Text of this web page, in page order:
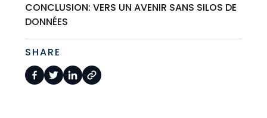
CONCLUSION: VERS UN AVENIR SANS SILOS DE
DONNÉES
SHARE